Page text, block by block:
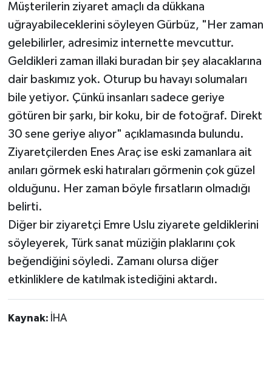
Müşterilerin ziyaret amaçlı da dükkana
uğrayabileceklerini söyleyen Gürbüz, "Her zaman
gelebilirler, adresimiz internette mevcuttur.
Geldikleri zaman illaki buradan bir şey alacaklarına
dair baskımız yok. Oturup bu havayı solumaları
bile yetiyor. Çünkü insanları sadece geriye
götüren bir şarkı, bir koku, bir de fotoğraf. Direkt
30 sene geriye alıyor" açıklamasında bulundu.
Ziyaretçilerden Enes Araç ise eski zamanlara ait
anıları görmek eski hatıraları görmenin çok güzel
olduğunu. Her zaman böyle fırsatların olmadığı
belirti.
Diğer bir ziyaretçi Emre Uslu ziyarete geldiklerini
söyleyerek, Türk sanat müziğin plaklarını çok
beğendiğini söyledi. Zamanı olursa diğer
etkinliklere de katılmak istediğini aktardı.
Kaynak: İHA